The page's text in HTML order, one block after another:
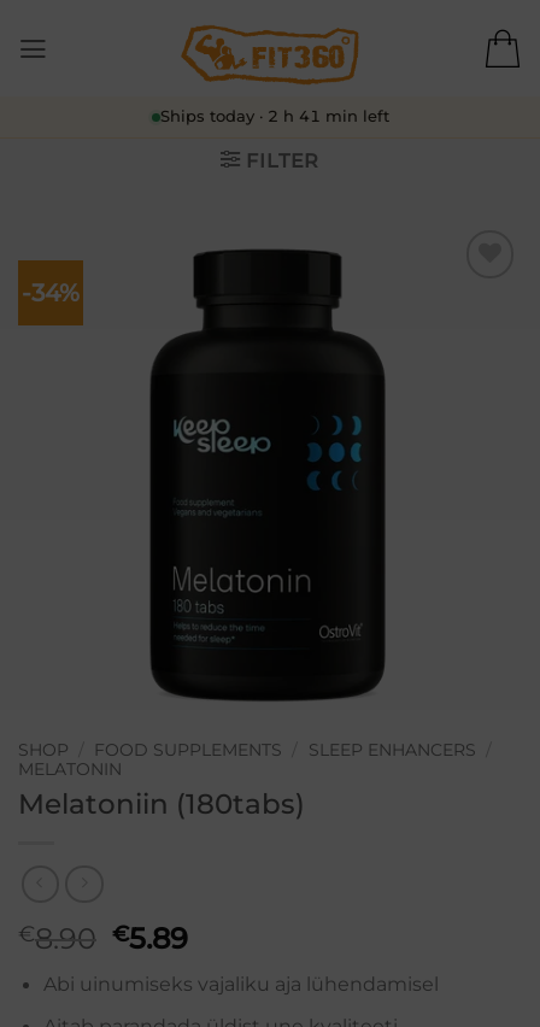
Ships today · 2 h 41 min left
FILTER
-34%
SHOP FOOD SUPPLEMENTS SLEEP ENHANCERS
MELATONIN
Melatoniin (180tabs)
€8.90 Original
was:
€5.89Current
is:
Abi uinumiseks vajaliku aja lühendamisel